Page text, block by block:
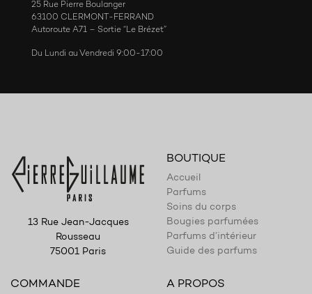
25 Rue Pierre Boulanger
63100 CLERMONT-FERRAND
Autoroute A71 – Sortie “Le Brézet”
Du Lundi au Vendredi 9:00-17:00
13 Rue Jean-Jacques
Rousseau
75001 Paris
BOUTIQUE
Accueil
Parfums
Soins du corps
Bougies parfumées
Parfums d’intérieur
Guide des parfums
COMMANDE A PROPOS